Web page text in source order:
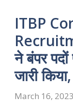
ITBP
ने बंपर
जारी
March 16, 2023